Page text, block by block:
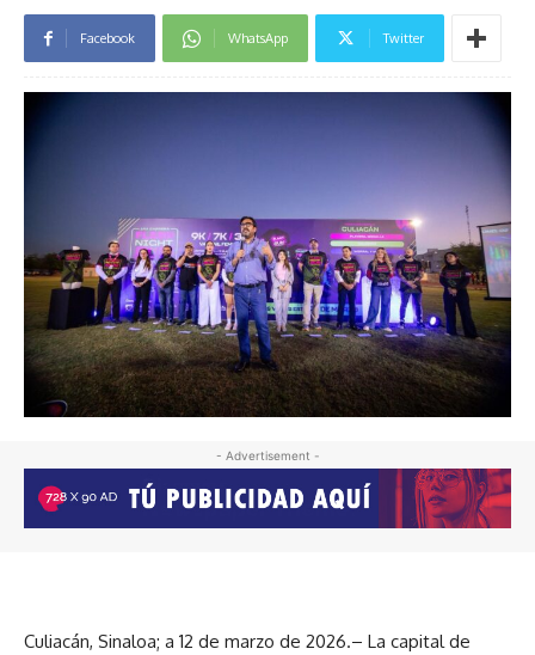
Facebook WhatsApp Twitter
- Advertisement -
Culiacán, Sinaloa; a 12 de marzo de 2026.– La capital de